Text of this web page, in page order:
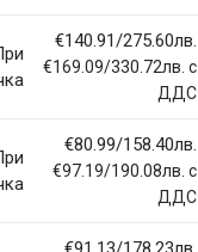
€140.91/275.60лв.
€169.09/330.72лв. с
ДДС
€80.99/158.40лв.
€97.19/190.08лв. с
ДДС